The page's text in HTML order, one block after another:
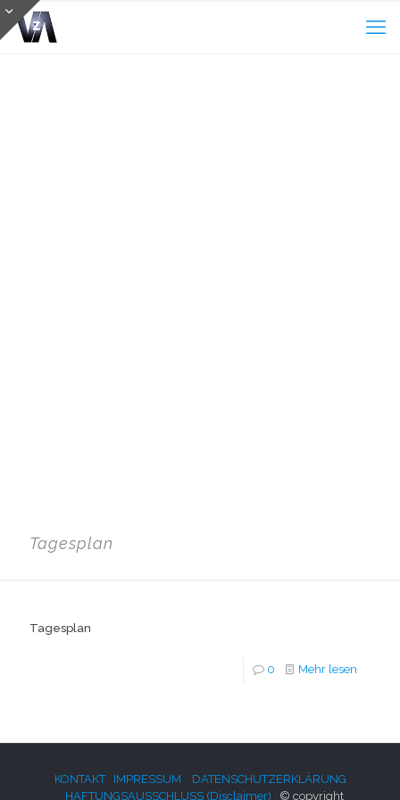
Tagesplan
Tagesplan
0 Mehr lesen
KONTAKT IMPRESSUM
DATENSCHUTZERKLÄRUNG
HAFTUNGSAUSSCHLUSS (Disclaimer) © copyright